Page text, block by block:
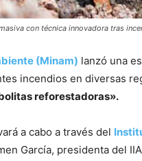
con técnica innovadora tras
(Minam) lanzó una
incendios en diversas
reforestadoras».
a cabo a través del
García, presidenta del